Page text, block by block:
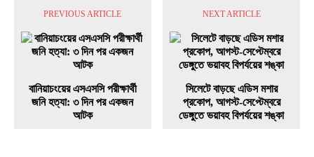
PREVIOUS ARTICLE
বানিয়াচংয়ের এসএসসি পরীক্ষার্থী
জনি হত্যা: ৩ দিন পর একজন
আটক
NEXT ARTICLE
সিলেটে বাড়ছে এডিস মশার
প্রকোপ, আগস্ট-সেপ্টেম্বরে
ডেঙ্গুতে ভয়াবহ বিপর্যয়ের শঙ্কা